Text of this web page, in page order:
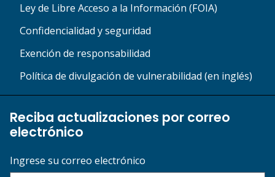
Ley de Libre Acceso a la Información (FOIA)
Confidencialidad y seguridad
Exención de responsabilidad
Política de divulgación de vulnerabilidad (en inglés)
Reciba actualizaciones por correo
electrónico
Ingrese su correo electrónico